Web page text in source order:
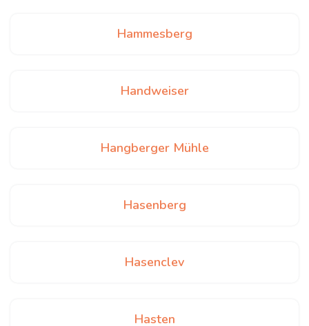
Hammesberg
Handweiser
Hangberger Mühle
Hasenberg
Hasenclev
Hasten